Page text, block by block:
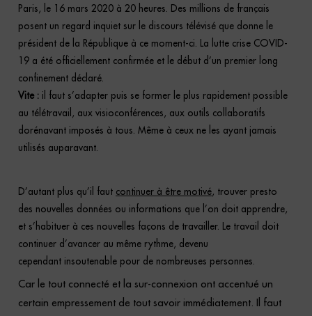
Paris, le 16 mars 2020 à 20 heures. Des millions de français
posent un regard inquiet sur le discours télévisé que donne le
président de la République à ce moment-ci. La lutte crise COVID-
19 a été officiellement confirmée et le début d’un premier long
confinement déclaré.
Vite : il faut s’adapter puis se former le plus rapidement possible
au télétravail, aux visioconférences, aux outils collaboratifs
dorénavant imposés à tous. Même à ceux ne les ayant jamais
utilisés auparavant.
D’autant plus qu’il faut continuer à être motivé, trouver presto
des nouvelles données ou informations que l’on doit apprendre,
et s’habituer à ces nouvelles façons de travailler. Le travail doit
continuer d’avancer au même rythme, devenu
cependant insoutenable pour de nombreuses personnes.
Car le tout connecté et la sur-connexion ont accentué un
certain empressement de tout savoir immédiatement. Il faut